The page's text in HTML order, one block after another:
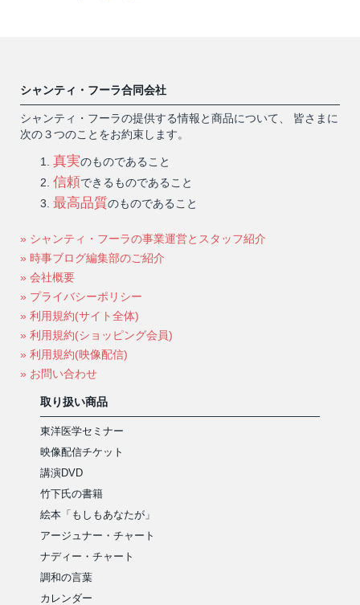
シャンティ・フーラ合同会社
シャンティ・フーラの提供する情報と商品について、 皆さまに
次の３つのことをお約束します。
真実のものであること
信頼できるものであること
最高品質のものであること
» シャンティ・フーラの事業運営とスタッフ紹介
» 時事ブログ編集部のご紹介
» 会社概要
» プライバシーポリシー
» 利用規約(サイト全体)
» 利用規約(ショッピング会員)
» 利用規約(映像配信)
» お問い合わせ
取り扱い商品
東洋医学セミナー
映像配信チケット
講演DVD
竹下氏の書籍
絵本「もしもあなたが」
アージュナー・チャート
ナディー・チャート
調和の言葉
カレンダー